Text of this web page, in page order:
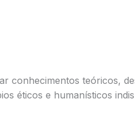
conhecimentos teóricos,
éticos e humanísticos